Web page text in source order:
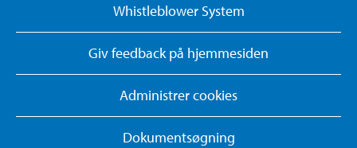
Whistleblower System
Giv feedback på hjemmesiden
Administrer cookies
Dokumentsøgning